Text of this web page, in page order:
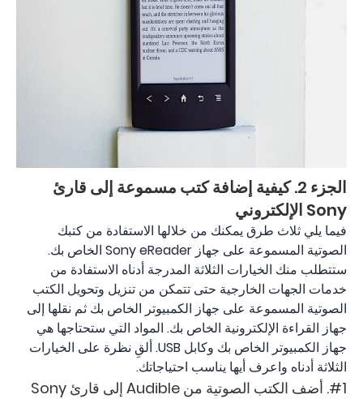
الجزء 2. كيفية إضافة كتب مسموعة إلى قارئ
Sony الإلكتروني
فيما يلي ثلاث طرق يمكنك من خلالها الاستفادة من كتبك
الصوتية المسموعة على جهاز Sony eReader الخاص بك.
ستتطلب منك الخيارات الثلاثة المدرجة أدناه الاستفادة من
خدمات الجهات الخارجية حتى تتمكن من تنزيل وتحويل الكتب
الصوتية المسموعة على جهاز الكمبيوتر الخاص بك ثم نقلها إلى
جهاز القراءة الإلكترونية الخاص بك. المواد التي ستحتاجها هي
جهاز الكمبيوتر الخاص بك وكابل USB. ألقِ نظرة على الخيارات
الثلاثة أدناه واعرف أيها يناسب احتياجاتك.
#1. أضف الكتب الصوتية من Audible إلى قارئ Sony